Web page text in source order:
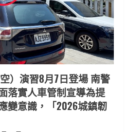
）演習8月7日登場 南警
落實人車管制宣導為提
變意識，「2026城鎮韌